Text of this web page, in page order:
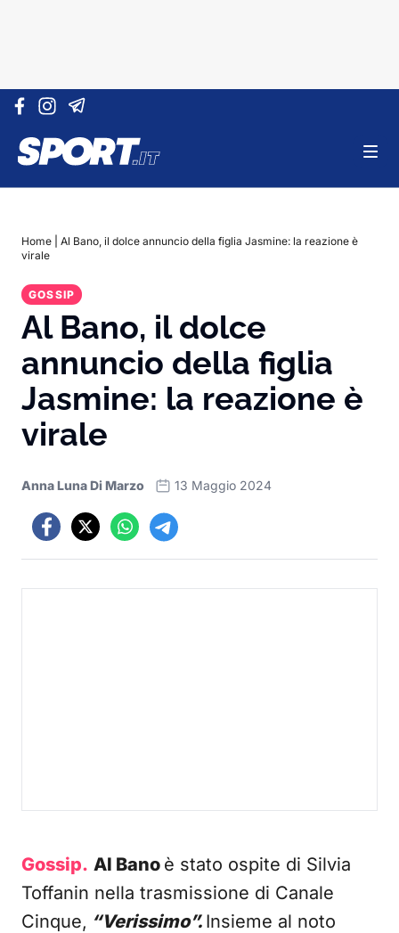
Vai al contenuto
Home
Al Bano, il dolce annuncio della figlia Jasmine: la reazione è
virale
GOSSIP
Al Bano, il dolce
annuncio della figlia
Jasmine: la reazione è
virale
Anna Luna Di Marzo 13 Maggio 2024
Gossip. Al Bano è stato ospite di Silvia
Toffanin nella trasmissione di Canale
Cinque, “Verissimo”. Insieme al noto